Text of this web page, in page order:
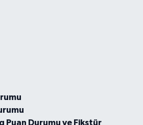
Puan Durumu ve Fikstür